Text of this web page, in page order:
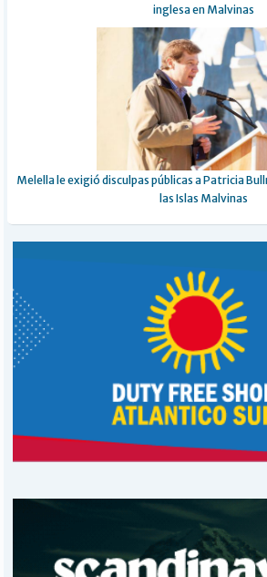
inglesa en Malvinas
Melella le exigió disculpas públicas a Patricia
las Islas Malvinas